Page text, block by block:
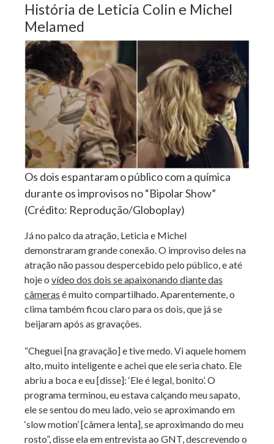
História de Leticia Colin e Michel
Melamed
Os dois espantaram o público com a química
durante os improvisos no “Bipolar Show”
(Crédito: Reprodução/Globoplay)
Já no palco da atração, Leticia e Michel
demonstraram grande conexão. O improviso deles na
atração não passou despercebido pelo público, e até
hoje o vídeo dos dois se apaixonando diante das
câmeras é muito compartilhado. Aparentemente, o
clima também ficou claro para os dois, que já se
beijaram após as gravações.
“Cheguei [na gravação] e tive medo. Vi aquele homem
alto, muito inteligente e achei que ele seria chato. Ele
abriu a boca e eu [disse]: ‘Ele é legal, bonito’. O
programa terminou, eu estava calçando meu sapato,
ele se sentou do meu lado, veio se aproximando em
‘slow motion’ [câmera lenta], se aproximando do meu
rosto”, disse ela em entrevista ao GNT, descrevendo o